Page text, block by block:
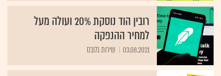
רובין הוד נוסקת 20% ועולה מעל
למחיר ההנפקה
03.08.2021 שירות גלובס